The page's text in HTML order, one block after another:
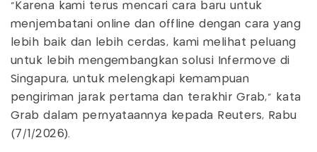
“Karena kami terus mencari cara baru untuk
menjembatani online dan offline dengan cara yang
lebih baik dan lebih cerdas, kami melihat peluang
untuk lebih mengembangkan solusi Infermove di
Singapura, untuk melengkapi kemampuan
pengiriman jarak pertama dan terakhir Grab,” kata
Grab dalam pernyataannya kepada Reuters, Rabu
(7/1/2026).